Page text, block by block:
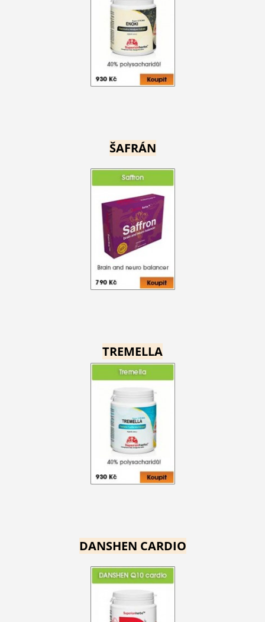
ŠAFRÁN
TREMELLA
DANSHEN CARDIO